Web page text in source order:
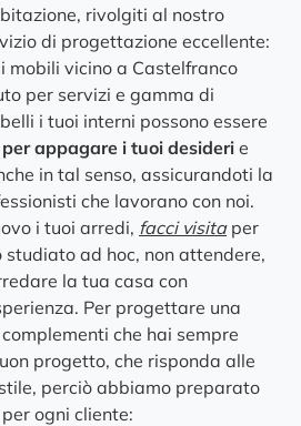
rivolgiti al nostro
di progettazione eccellente:
mobili vicino a Castelfranco
per servizi e gamma di
i tuoi interni possono essere
appagare i tuoi desideri e
in tal senso, assicurandoti la
che lavorano con noi.
i tuoi arredi, facci visitaper
ad hoc, non attendere,
la tua casa con
Per progettare una
che hai sempre
progetto, che risponda alle
perciò abbiamo preparato
ogni cliente: